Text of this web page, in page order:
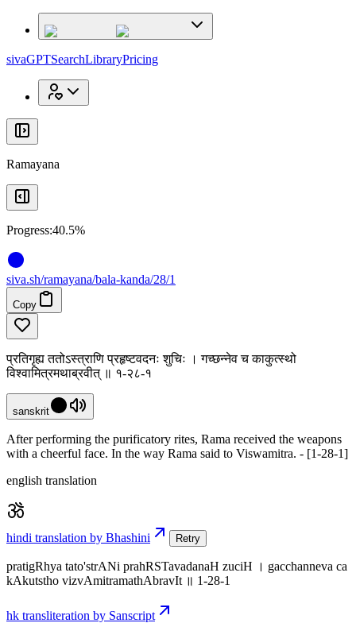
sivaGPTSearchLibraryPricing
Ramayana
Progress:40.5%
siva.sh/ramayana/bala-kanda/28/1
Copy
प्रतिगृह्य ततोऽस्त्राणि प्रहृष्टवदनः शुचिः । गच्छन्नेव च काकुत्स्थो
विश्वामित्रमथाब्रवीत् ॥ १-२८-१
sanskrit
After performing the purificatory rites, Rama received the weapons
with a cheerful face. In the way Rama said to Viswamitra. - [1-28-1]
english translation
hindi translation by Bhashini Retry
pratigRhya tato'strANi prahRSTavadanaH zuciH । gacchanneva ca
kAkutstho vizvAmitramathAbravIt ॥ 1-28-1
hk transliteration by Sanscript